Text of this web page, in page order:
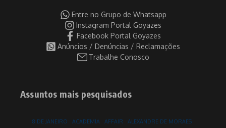
Entre no Grupo de Whatsapp
Instagram Portal Goyazes
Facebook Portal Goyazes
Anúncios / Denúncias / Reclamações
Trabalhe Conosco
Assuntos mais pesquisados
8 DE JANEIRO ACADEMIA AFFAIR
ALEXANDRE DE MORAES